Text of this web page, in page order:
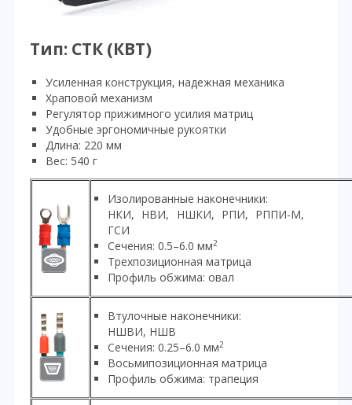
Тип: СТК (КВТ)
Усиленная конструкция, надежная механика
Храповой механизм
Регулятор прижимного усилия матриц
Удобные эргономичные рукоятки
Длина: 220 мм
Вес: 540 г
Изолированные наконечники:
НКИ, НВИ, НШКИ, РПИ, РППИ-М,
ГСИ
Сечения: 0.5–6.0 мм2
Трехпозиционная матрица
Профиль обжима: овал
Втулочные наконечники:
НШВИ, НШВ
Сечения: 0.25–6.0 мм2
Восьмипозиционная матрица
Профиль обжима: трапеция